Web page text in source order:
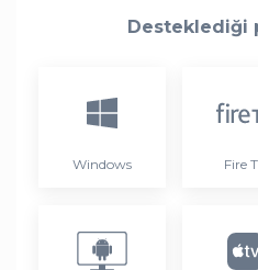
Desteklediği
Windows Fire